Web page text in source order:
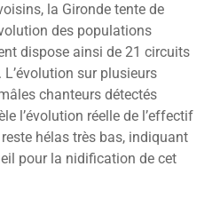
la Gironde tente de
des populations
dispose ainsi de 21 circuits
sur plusieurs
chanteurs détectés
l’évolution réelle de l’effectif
hélas très bas, indiquant
pour la nidification de cet